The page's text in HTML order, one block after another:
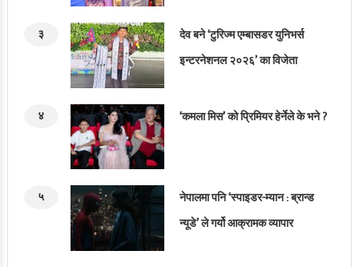
३
देव बने ‘टुरिज्म एम्बासडर युनिभर्स
इन्टरनेशनल २०२६’ का विजेता
४ ‘कमला मिस’ को प्रिमियर हेर्नेले के भने ?
५
नेपालमा पनि ‘स्पाइडर-म्यान : ब्रान्ड
न्यूडे’ ले गर्यो आक्रामक व्यापार